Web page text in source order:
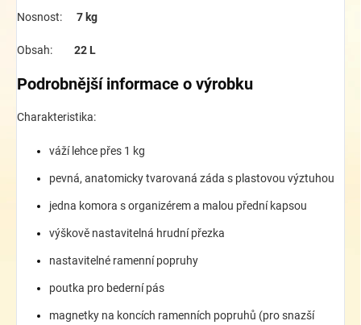
Nosnost: 7 kg
Obsah: 22 L
Podrobnější informace o výrobku
Charakteristika:
váží lehce přes 1 kg
pevná, anatomicky tvarovaná záda s plastovou výztuhou
jedna komora s organizérem a malou přední kapsou
výškově nastavitelná hrudní přezka
nastavitelné ramenní popruhy
poutka pro bederní pás
magnetky na koncích ramenních popruhů (pro snazší